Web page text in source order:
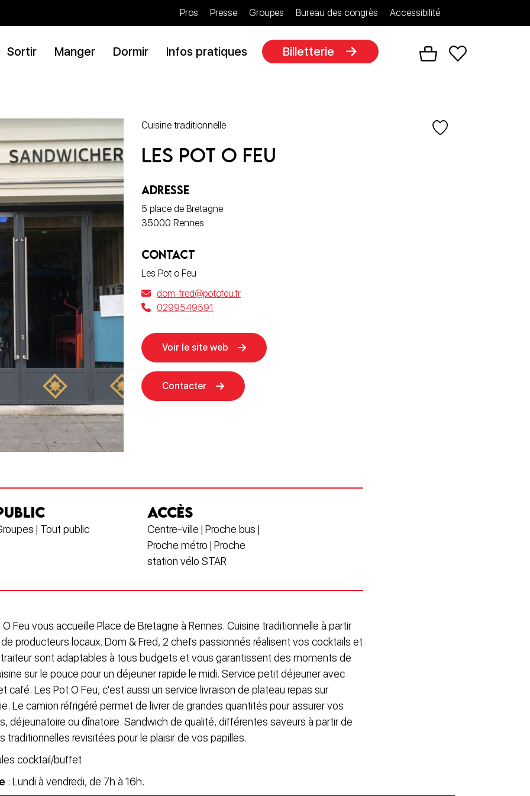
Pros Presse Groupes Bureau des congrès Accessibilité
Sortir Manger Dormir Infos pratiques Billetterie
Cuisine traditionnelle
Les Pot o Feu
ADRESSE
5 place de Bretagne
35000 Rennes
CONTACT
Les Pot o Feu
dom-fred@potofeu.fr
0299549591
Voir le site web
Contacter
| Tout public
ACCÈS
Centre-ville | Proche bus |
Proche métro | Proche
station vélo STAR
Feu vous accueille Place de Bretagne à Rennes. Cuisine traditionnelle à partir
producteurs locaux. Dom & Fred, 2 chefs passionnés réalisent vos cocktails et
sont adaptables à tous budgets et vous garantissent des moments de
sur le pouce pour un déjeuner rapide le midi. Service petit déjeuner avec
café. Les Pot O Feu, c'est aussi un service livraison de plateau repas sur
Le camion réfrigéré permet de livrer de grandes quantités pour assurer vos
déjeunatoire ou dînatoire. Sandwich de qualité, différentes saveurs à partir de
traditionnelles revisitées pour le plaisir de vos papilles.
cocktail/buffet
: Lundi à vendredi, de 7h à 16h.